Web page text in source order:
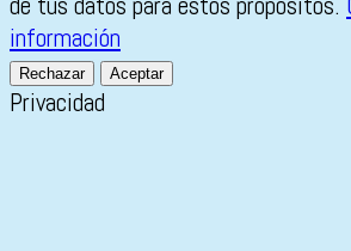
información
Rechazar Aceptar
Privacidad